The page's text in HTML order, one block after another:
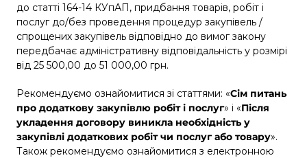
до статті 164-14 КУпАП, придбання товарів, робіт і
послуг до/без проведення процедур закупівель /
спрощених закупівель відповідно до вимог закону
передбачає адміністративну відповідальність у розмірі
від 25 500,00 до 51 000,00 грн.
Рекомендуємо ознайомитися зі статтями: «Сім питань
про додаткову закупівлю робіт і послуг» і «Після
укладення договору виникла необхідність у
закупівлі додаткових робіт чи послуг або товару».
Також рекомендуємо ознайомитися з електронною